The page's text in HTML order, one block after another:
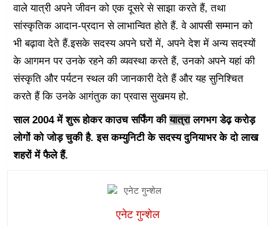
वाले यात्री अपने जीवन को एक दूसरे से साझा करते हैं, तथा
सांस्कृतिक आदान-प्रदान से लाभान्वित होते हैं. वे आपसी सम्मान को
भी बढ़ावा देते हैं.इसके सदस्य अपने घरों में, अपने देश में अन्य सदस्यों
के आगमन पर उनके रहने की व्यवस्था करते हैं, उनको अपने यहां की
संस्कृति और पर्यटन स्थल की जानकारी देते हैं और यह सुनिश्चित
करते हैं कि उनके आगंतुक का प्रवास सुखमय हो.
साल 2004 में शुरू होकर काउच सर्फिंग की यात्रा लगभग डेढ़ करोड़
लोगों को जोड़ चुकी है. इस कम्युनिटी के सदस्य दुनियाभर के दो लाख
शहरों में फैले हैं.
एनेट गुन्शेल